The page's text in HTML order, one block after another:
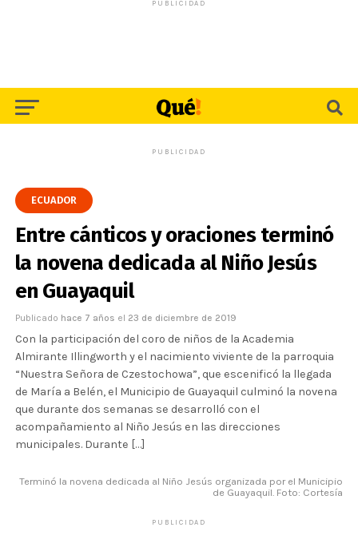
PUBLICIDAD
PUBLICIDAD
ECUADOR
Entre cánticos y oraciones terminó
la novena dedicada al Niño Jesús
en Guayaquil
Publicado hace 7 años el 23 de diciembre de 2019
Con la participación del coro de niños de la Academia
Almirante Illingworth y el nacimiento viviente de la parroquia
“Nuestra Señora de Czestochowa”, que escenificó la llegada
de María a Belén, el Municipio de Guayaquil culminó la novena
que durante dos semanas se desarrolló con el
acompañamiento al Niño Jesús en las direcciones
municipales. Durante […]
Terminó la novena dedicada al Niño Jesús organizada por el Municipio
de Guayaquil. Foto: Cortesía
PUBLICIDAD